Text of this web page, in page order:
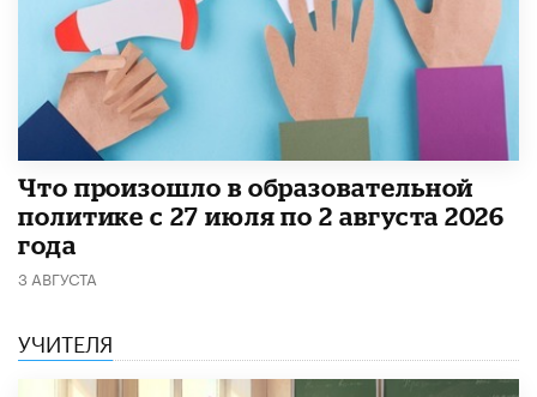
​Что произошло в образовательной
политике с 27 июля по 2 августа 2026
года
3 АВГУСТА
УЧИТЕЛЯ